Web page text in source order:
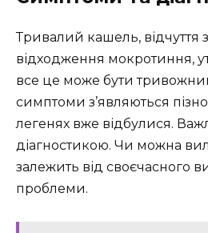
Тривалий кашель, відчуття
відходження мокротиння,
все це може бути
симптоми з’являються
легенях вже відбулися.
діагностикою. Чи можна
залежить від своєчасного
проблеми.